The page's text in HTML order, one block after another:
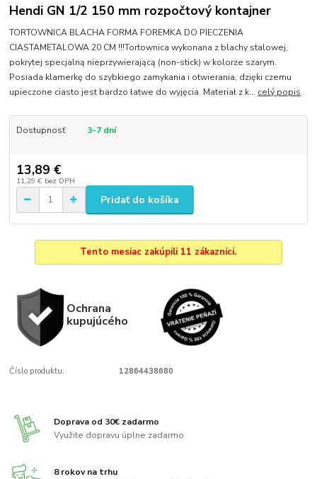
Hendi GN 1/2 150 mm rozpočtový kontajner
TORTOWNICA BLACHA FORMA FOREMKA DO PIECZENIA
CIASTAMETALOWA 20 CM !!!Tortownica wykonana z blachy stalowej,
pokrytej specjalną nieprzywierającą (non-stick) w kolorze szarym.
Posiada klamerkę do szybkiego zamykania i otwierania, dzięki czemu
upieczone ciasto jest bardzo łatwe do wyjęcia. Materiał z k... celý popis
Dostupnosť 3-7 dní
13,89 €
11,29 € bez DPH
Pridať do košíka
Tento mesiac zakúpili 11 zákazníci.
Ochrana
kupujúcého
Číslo produktu: 12864438680
Doprava od 30€ zadarmo
Využite dopravu úplne zadarmo
8 rokov na trhu